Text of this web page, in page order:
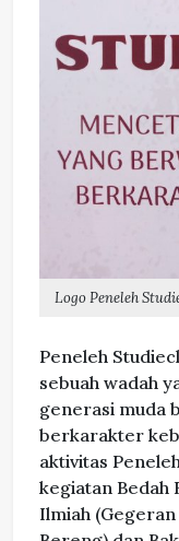
Logo Peneleh
Peneleh
sebuah wadah
generasi muda
berkarakter
aktivitas
kegiatan Bedah
Ilmiah